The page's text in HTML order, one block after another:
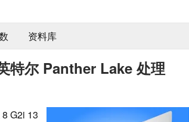
资料库
特尔 Panther Lake 处理
G2i 13